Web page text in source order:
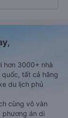
hơn 3000+ nhà
tất cả hãng
du lịch phủ
cùng vô vàn
phương án di